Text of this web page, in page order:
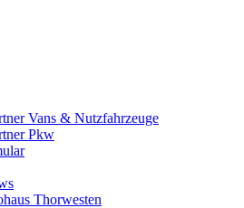
Vans & Nutzfahrzeuge
Pkw
Thorwesten